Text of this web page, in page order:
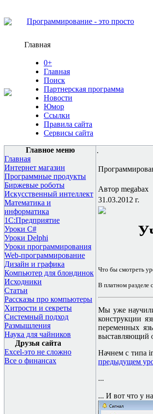
Программирование - это просто
Главная
0+
Главная
Поиск
Партнерская программа
Новости
Юмор
Ссылки
Правила сайта
Сервисы сайта
Главное меню
Главная
Интернет магазин
Программные продукты
Биржевые роботы
Искусственный интеллект
Математика и
информатика
1С:Предприятие
Уроки C#
Уроки Delphi
Уроки программирования
Web-программирование
Дизайн и графика
Компьютер для блондинок
Исходники
Статьи
Рассказы про компьютеры
Хитрости и секреты
Системный подход
Размышления
Наука для чайников
Друзья сайта
Excel-это не сложно
Все о финансах
.
Автор megabax
31.03.2012 г.
Что бы смотреть
В платном разделе
Мы уже
конструкции
переменных
выставляющий
Начнем с типа
предыдущем
...
... И вот что у